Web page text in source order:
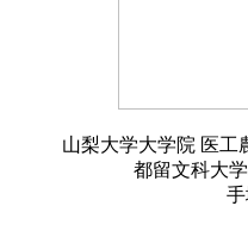
山梨大学大学院 医工
都留文科大